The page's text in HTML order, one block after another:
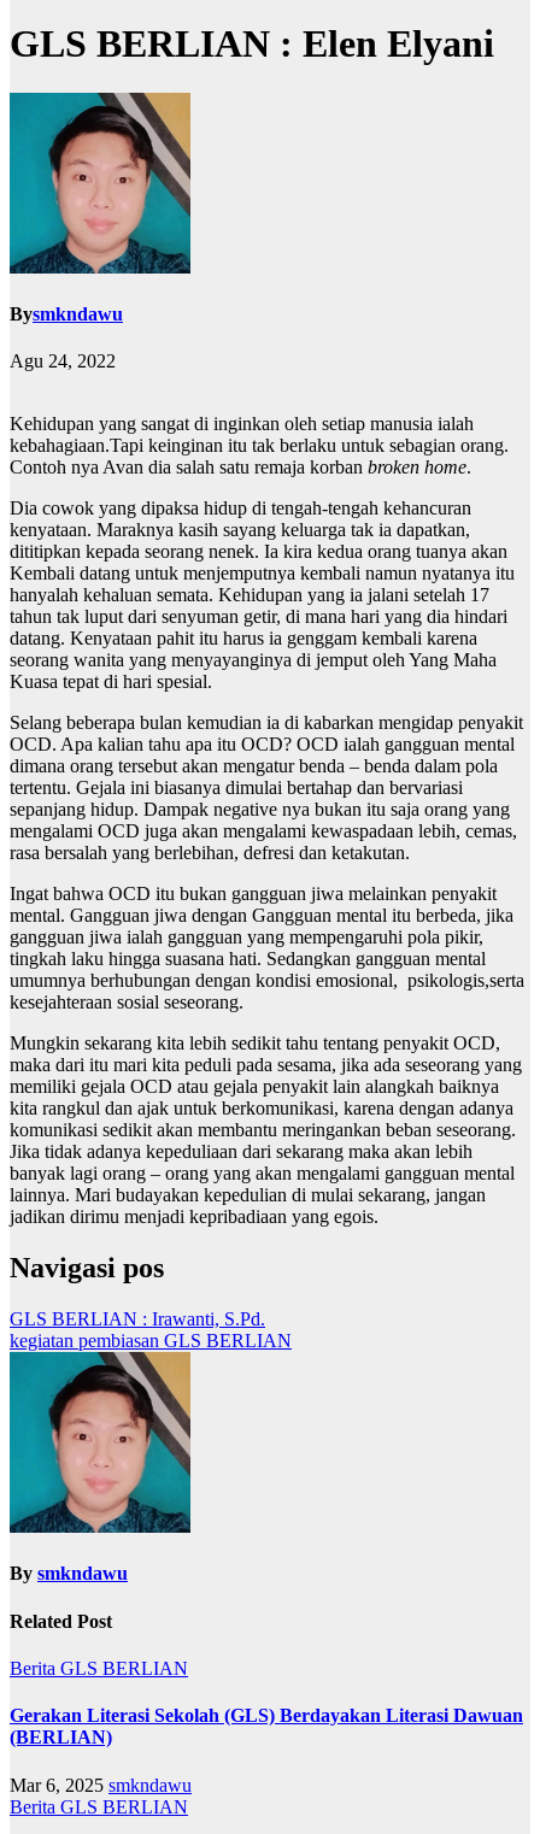
GLS BERLIAN : Elen Elyani
Bysmkndawu
Agu 24, 2022
Kehidupan yang sangat di inginkan oleh setiap manusia ialah
kebahagiaan.Tapi keinginan itu tak berlaku untuk sebagian orang.
Contoh nya Avan dia salah satu remaja korban broken home.
Dia cowok yang dipaksa hidup di tengah-tengah kehancuran
kenyataan. Maraknya kasih sayang keluarga tak ia dapatkan,
dititipkan kepada seorang nenek. Ia kira kedua orang tuanya akan
Kembali datang untuk menjemputnya kembali namun nyatanya itu
hanyalah kehaluan semata. Kehidupan yang ia jalani setelah 17
tahun tak luput dari senyuman getir, di mana hari yang dia hindari
datang. Kenyataan pahit itu harus ia genggam kembali karena
seorang wanita yang menyayanginya di jemput oleh Yang Maha
Kuasa tepat di hari spesial.
Selang beberapa bulan kemudian ia di kabarkan mengidap penyakit
OCD. Apa kalian tahu apa itu OCD? OCD ialah gangguan mental
dimana orang tersebut akan mengatur benda – benda dalam pola
tertentu. Gejala ini biasanya dimulai bertahap dan bervariasi
sepanjang hidup. Dampak negative nya bukan itu saja orang yang
mengalami OCD juga akan mengalami kewaspadaan lebih, cemas,
rasa bersalah yang berlebihan, defresi dan ketakutan.
Ingat bahwa OCD itu bukan gangguan jiwa melainkan penyakit
mental. Gangguan jiwa dengan Gangguan mental itu berbeda, jika
gangguan jiwa ialah gangguan yang mempengaruhi pola pikir,
tingkah laku hingga suasana hati. Sedangkan gangguan mental
umumnya berhubungan dengan kondisi emosional, psikologis,serta
kesejahteraan sosial seseorang.
Mungkin sekarang kita lebih sedikit tahu tentang penyakit OCD,
maka dari itu mari kita peduli pada sesama, jika ada seseorang yang
memiliki gejala OCD atau gejala penyakit lain alangkah baiknya
kita rangkul dan ajak untuk berkomunikasi, karena dengan adanya
komunikasi sedikit akan membantu meringankan beban seseorang.
Jika tidak adanya kepeduliaan dari sekarang maka akan lebih
banyak lagi orang – orang yang akan mengalami gangguan mental
lainnya. Mari budayakan kepedulian di mulai sekarang, jangan
jadikan dirimu menjadi kepribadiaan yang egois.
Navigasi pos
GLS BERLIAN : Irawanti, S.Pd.
kegiatan pembiasan GLS BERLIAN
By smkndawu
Related Post
Berita GLS BERLIAN
Gerakan Literasi Sekolah (GLS) Berdayakan Literasi Dawuan
(BERLIAN)
Mar 6, 2025 smkndawu
Berita GLS BERLIAN